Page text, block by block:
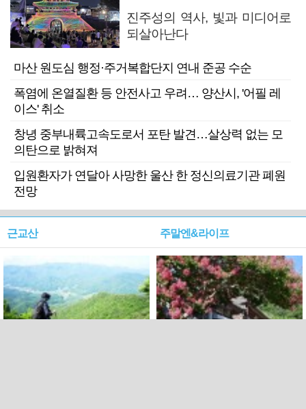
진주성의 역사, 빛과 미디어로
되살아난다
마산 원도심 행정·주거복합단지 연내 준공 수순
폭염에 온열질환 등 안전사고 우려… 양산시, '어필 레
이스' 취소
창녕 중부내륙고속도로서 포탄 발견…살상력 없는 모
의탄으로 밝혀져
입원환자가 연달아 사망한 울산 한 정신의료기관 폐원
전망
근교산 주말엔&라이프